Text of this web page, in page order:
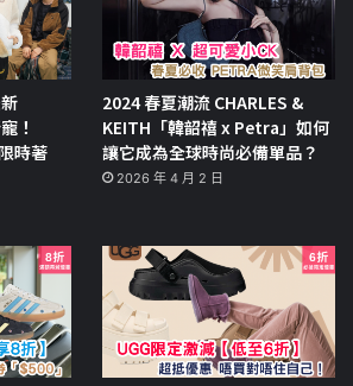
！
時著
2024 春夏潮流 CHARLES &
KEITH「韓韶禧 x Petra」如何
讓它成為全球時尚必備單品？
2026 年 4 月 2 日